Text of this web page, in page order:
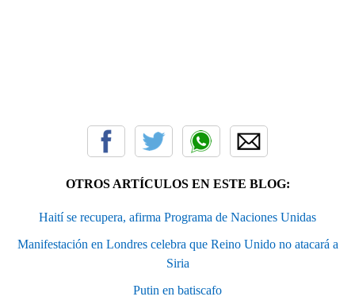
OTROS ARTÍCULOS EN ESTE BLOG:
Haití se recupera, afirma Programa de Naciones Unidas
Manifestación en Londres celebra que Reino Unido no atacará a
Siria
Putin en batiscafo